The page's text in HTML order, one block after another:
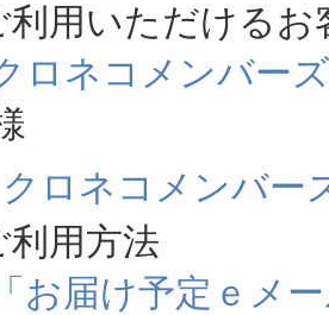
用いただけるお
ロネコメンバーズ
クロネコメンバー
用方法
「お届け予定ｅメ